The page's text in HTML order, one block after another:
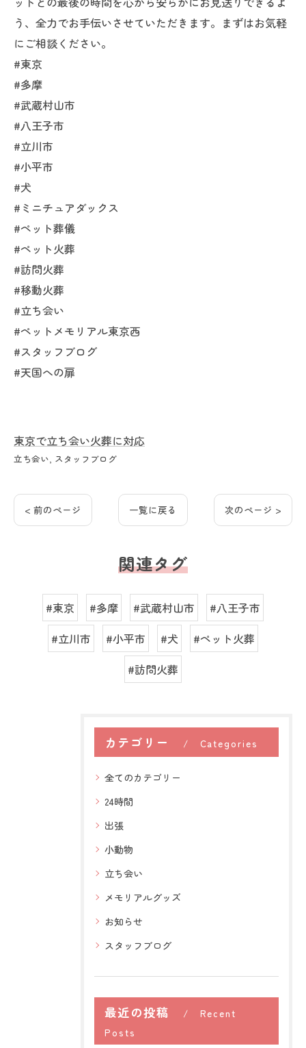
う、全力でお手伝いさせていただきます。まずはお気軽
にご相談ください。
#東京
#多摩
#武蔵村山市
#八王子市
#立川市
#小平市
#犬
#ミニチュアダックス
#ペット葬儀
#ペット火葬
#訪問火葬
#移動火葬
#立ち会い
#ペットメモリアル東京西
#スタッフブログ
#天国への扉
東京で立ち会い火葬に対応
立ち会い スタッフブログ
< 前のページ 一覧に戻る 次のページ >
関連タグ
#東京 #多摩 #武蔵村山市
#八王子市
#立川市
#小平市 #犬
#ペット火葬
#訪問火葬
カテゴリー Categories
全てのカテゴリー
24時間
出張
小動物
立ち会い
メモリアルグッズ
お知らせ
スタッフブログ
最近の投稿
Recent
Posts